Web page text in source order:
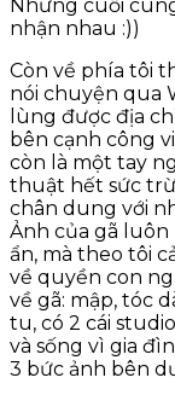
Nhưng cuối
nhận nhau :))
Còn về phía tôi
nói chuyện qua
lùng được địa
bên cạnh công
còn là một tay
thuật hết sức
chân dung với
Ảnh của gã
ẩn, mà theo tôi
về quyền con
về gã: mập, tóc
tu, có 2 cái
và sống vì gia
3 bức ảnh bên